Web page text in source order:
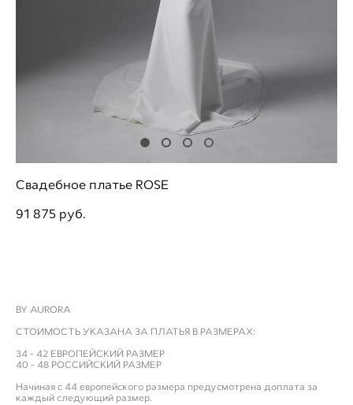
Свадебное платье ROSE
91 875 pуб.
BY AURORA
СТОИМОСТЬ УКАЗАНА ЗА ПЛАТЬЯ В РАЗМЕРАХ:
34 - 42 ЕВРОПЕЙСКИЙ РАЗМЕР
40 - 48 РОССИЙСКИЙ РАЗМЕР
Начиная с 44 европейского размера предусмотрена доплата за
каждый следующий размер.